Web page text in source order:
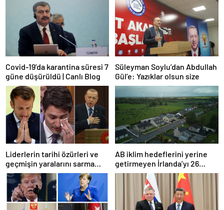
Covid-19’da karantina süresi 7
güne düşürüldü | Canlı Blog
Süleyman Soylu’dan Abdullah
Gül’e: Yazıklar olsun size
Liderlerin tarihi özürleri ve
geçmişin yaralarını sarma
çabaları
AB iklim hedeflerini yerine
getirmeyen İrlanda’yı 26
milyar euroluk ceza bekliyor